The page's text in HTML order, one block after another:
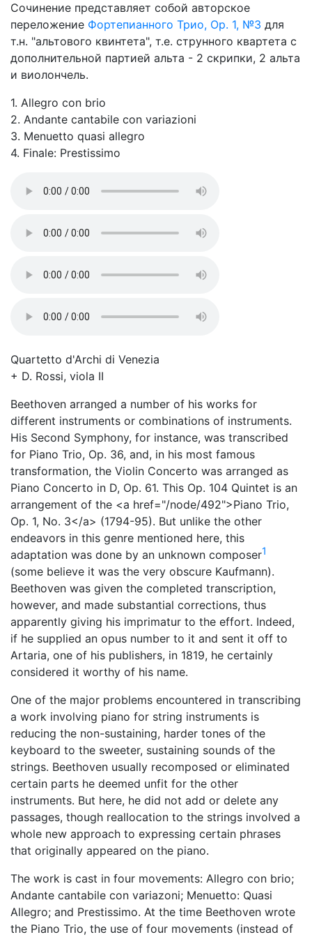
Сочинение представляет собой авторское
переложение Фортепианного Трио, Op. 1, №3 для
т.н. "альтового квинтета", т.е. струнного квартета с
дополнительной партией альта - 2 скрипки, 2 альта
и виолончель.
1. Allegro con brio
2. Andante cantabile con variazioni
3. Menuetto quasi allegro
4. Finale: Prestissimo
Quartetto d'Archi di Venezia
+ D. Rossi, viola II
Beethoven arranged a number of his works for
different instruments or combinations of instruments.
His Second Symphony, for instance, was transcribed
for Piano Trio, Op. 36, and, in his most famous
transformation, the Violin Concerto was arranged as
Piano Concerto in D, Op. 61. This Op. 104 Quintet is an
arrangement of the <a href="/node/492">Piano Trio,
Op. 1, No. 3</a> (1794-95). But unlike the other
endeavors in this genre mentioned here, this
adaptation was done by an unknown composer1
(some believe it was the very obscure Kaufmann).
Beethoven was given the completed transcription,
however, and made substantial corrections, thus
apparently giving his imprimatur to the effort. Indeed,
if he supplied an opus number to it and sent it off to
Artaria, one of his publishers, in 1819, he certainly
considered it worthy of his name.
One of the major problems encountered in transcribing
a work involving piano for string instruments is
reducing the non-sustaining, harder tones of the
keyboard to the sweeter, sustaining sounds of the
strings. Beethoven usually recomposed or eliminated
certain parts he deemed unfit for the other
instruments. But here, he did not add or delete any
passages, though reallocation to the strings involved a
whole new approach to expressing certain phrases
that originally appeared on the piano.
The work is cast in four movements: Allegro con brio;
Andante cantabile con variazoni; Menuetto: Quasi
Allegro; and Prestissimo. At the time Beethoven wrote
the Piano Trio, the use of four movements (instead of